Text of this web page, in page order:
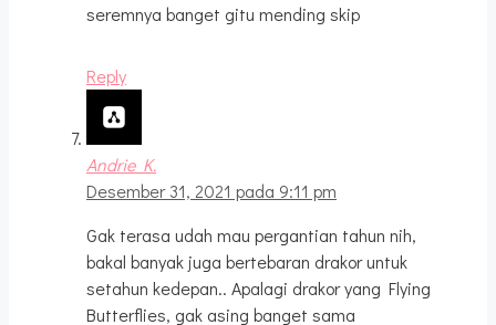
seremnya banget gitu mending skip
Reply
Andrie K.
Desember 31, 2021 pada 9:11 pm
Gak terasa udah mau pergantian tahun nih,
bakal banyak juga bertebaran drakor untuk
setahun kedepan.. Apalagi drakor yang Flying
Butterflies, gak asing banget sama